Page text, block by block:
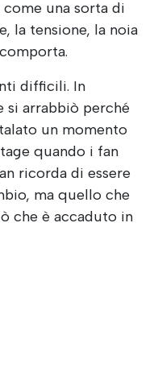
una sorta di
la tensione, la noia
difficili. In
si arrabbiò perché
un momento
quando i fan
ricorda di essere
ma quello che
che è accaduto in